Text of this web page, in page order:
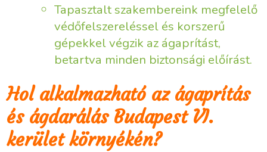
Tapasztalt szakembereink megfelelő
védőfelszereléssel és korszerű
gépekkel végzik az ágaprítást,
betartva minden biztonsági előírást.
Hol alkalmazható az ágaprítás
és ágdarálás Budapest VI.
kerület környékén?